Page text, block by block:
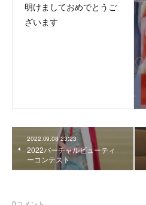
明けましておめでとうご
ざいます
2022.09.08 23:23
2022バーチャルビューティ
ーコンテスト